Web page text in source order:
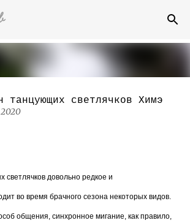
канадского
Николса (Calvin
танцующих светлячков Химэ
светлячков довольно редкое и
во время брачного сезона некоторых видов.
общения, синхронное мигание, как правило,